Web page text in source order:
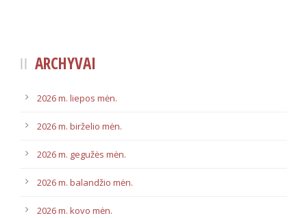
ARCHYVAI
2026 m. liepos mėn.
2026 m. birželio mėn.
2026 m. gegužės mėn.
2026 m. balandžio mėn.
2026 m. kovo mėn.